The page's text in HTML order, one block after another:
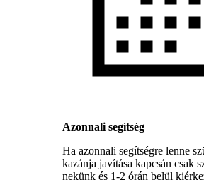
Azonnali segítség
Ha azonnali segítségre lenne
kazánja javítása kapcsán csak
nekünk és 1-2 órán belül